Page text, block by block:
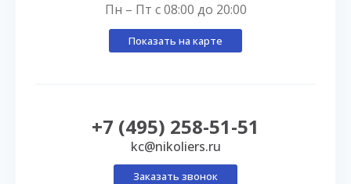
Пн – Пт с 08:00 до 20:00
Показать на карте
+7 (495) 258-51-51
kc@nikoliers.ru
Заказать звонок